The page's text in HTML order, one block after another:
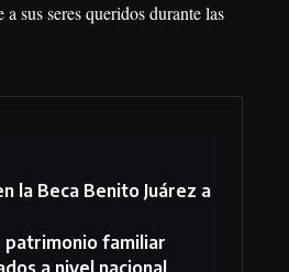
sus seres queridos durante las
la Beca Benito Juárez a
familiar
a nivel nacional